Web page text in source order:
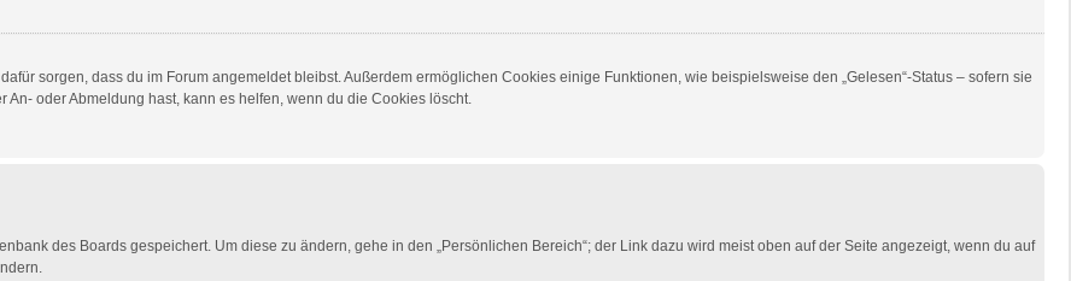
sorgen, dass du im Forum angemeldet bleibst. Außerdem ermöglichen Cookies einige Funktionen, wie beispielsweise den „Gelesen“-Status – sofern sie
oder Abmeldung hast, kann es helfen, wenn du die Cookies löscht.
des Boards gespeichert. Um diese zu ändern, gehe in den „Persönlichen Bereich“; der Link dazu wird meist oben auf der Seite angezeigt, wenn du auf